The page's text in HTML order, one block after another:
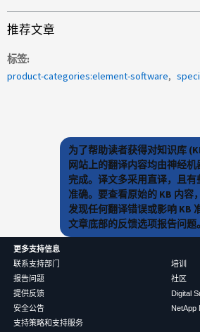
推荐文章
标签
product-categories:element-software
为了帮助读者获得对知识库
网站上的翻译内容均由神经
完成。译文多采用直译，且
准确。要查看原始的 KB 内容
发现任何翻译错误或影响 KB
文章底部的反馈选项报告问题。
更多支持信息
联系支持部门
报告问题
提供反馈
安全公告
支持策略和支持服务
培训
社区
Digital
NetApp